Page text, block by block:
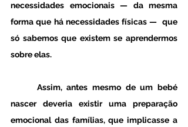
necessidades emocionais — da mesma
forma que há necessidades físicas —  que
só sabemos que existem se aprendermos
sobre elas.
nascer deveria existir uma preparação
emocional das famílias, que implicasse a